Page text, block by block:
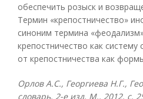
обеспечить розыск и
Термин «крепостничество»
синоним термина
крепостничество как
от крепостничества как
Орлов А.С., Георгиева Н.Г.,
словарь. 2-е изд. М., 2012, с.